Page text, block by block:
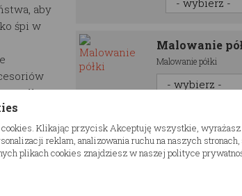
aby
śpi w
Malowanie
Malowanie półki
Cena:1130.00pln
Klikając przycisk Akceptuję wszystkie, wyrażasz
reklam, analizowania ruchu na naszych
plikach cookies znajdziesz w naszej polityce